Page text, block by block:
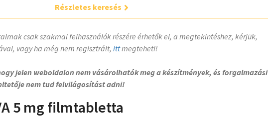
Részletes keresés
csak szakmai felhasználók részére érhetők el, a megtekintéshez, kérjük,
vagy ha még nem regisztrált, ittmegteheti!
jelen weboldalon nem vásárolhatók meg a készítmények, és forgalmazási
nem tud felvilágosítást adni!
5 mg filmtabletta